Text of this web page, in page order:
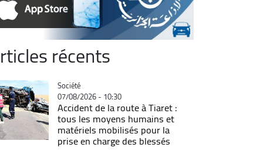
récents
Catégorie
Société
07/08/2026 - 10:30
Accident de la route à Tiaret :
tous les moyens humains et
matériels mobilisés pour la
prise en charge des blessés